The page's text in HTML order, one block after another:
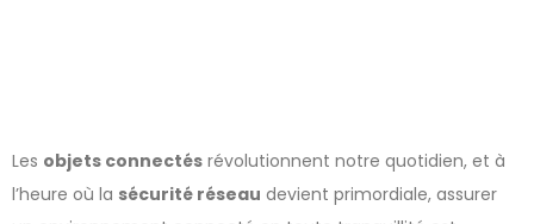
Les objets connectés révolutionnent notre quotidien, et à
l’heure où la sécurité réseau devient primordiale, assurer